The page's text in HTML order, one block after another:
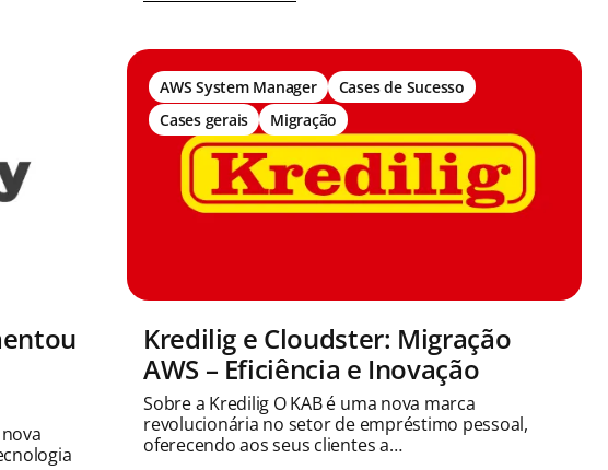
AWS System Manager
Cases de Sucesso
Cases gerais
Migração
Kredilig e Cloudster: Migração
AWS – Eficiência e Inovação
Sobre a Kredilig O KAB é uma nova marca
revolucionária no setor de empréstimo pessoal,
oferecendo aos seus clientes a…